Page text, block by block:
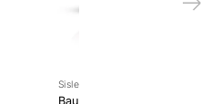
Sisley
Baume-en-Eau a la Rose